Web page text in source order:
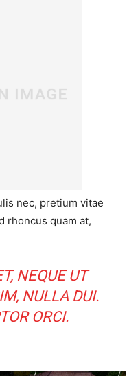
nec, pretium vitae
rhoncus quam at,
NEQUE UT
NULLA DUI.
ORCI.